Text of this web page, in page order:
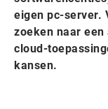
eigen pc-server.
zoeken naar
cloud-
kansen.